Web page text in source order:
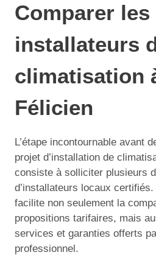
Comparer
installateurs
climatisation
Félicien
L’étape incontournable avant
projet d’installation de
consiste à solliciter plusieurs
d’installateurs locaux
facilite non seulement la
propositions tarifaires, mais
services et garanties offerts
professionnel.